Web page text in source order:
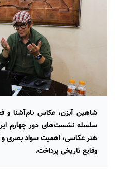
شاهین آبزن، عکاس نام‌آشنا و
سلسله نشست‌های دور چهارم
هنر عکاسی، اهمیت سواد بصری
وقایع تاریخی پرداخت.